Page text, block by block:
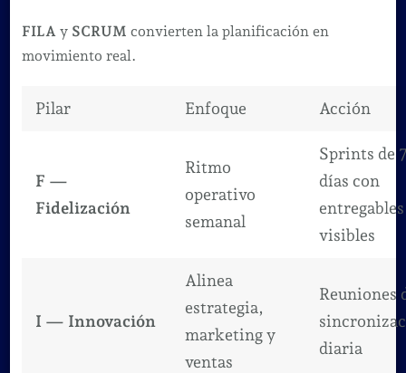
FILAy SCRUM convierten la planificación en
movimiento real.
Pilar Enfoque Acción
F —
Fidelización
Ritmo
operativo
semanal
Sprints de
días con
entregables
visibles
I — Innovación
Alinea
estrategia,
marketing y
ventas
Reuniones
diaria